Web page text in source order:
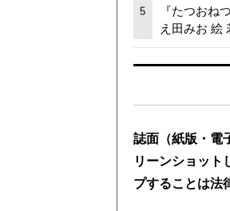
5
『たつおね
え田みお 絵
誌面（紙版・電
リーンショット
プすることは法